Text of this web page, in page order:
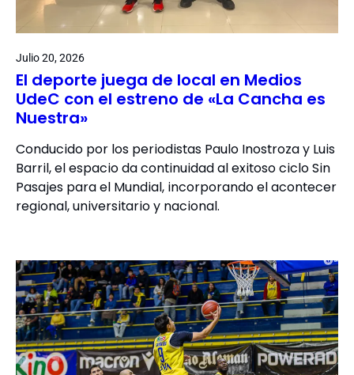
Julio 20, 2026
El deporte juega de local en Medios
UdeC con el estreno de «La Cancha es
Nuestra»
Conducido por los periodistas Paulo Inostroza y Luis
Barril, el espacio da continuidad al exitoso ciclo Sin
Pasajes para el Mundial, incorporando el acontecer
regional, universitario y nacional.